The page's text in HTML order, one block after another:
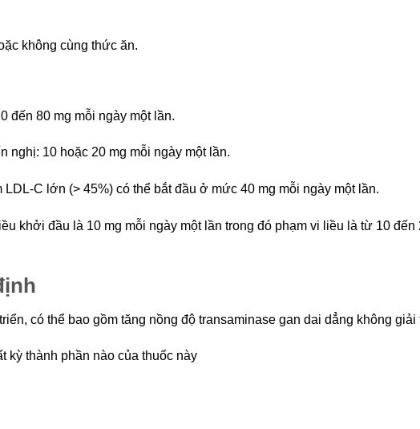
không cùng thức ăn.
đến 80 mg mỗi ngày một lần.
nghị: 10 hoặc 20 mg mỗi ngày một lần.
LDL-C lớn (> 45%) có thể bắt đầu ở mức 40 mg mỗi ngày một lần.
khởi đầu là 10 mg mỗi ngày một lần trong đó phạm vi liều là từ 10 đến
có thể bao gồm tăng nồng độ transaminase gan dai dẳng không
kỳ thành phần nào của thuốc này